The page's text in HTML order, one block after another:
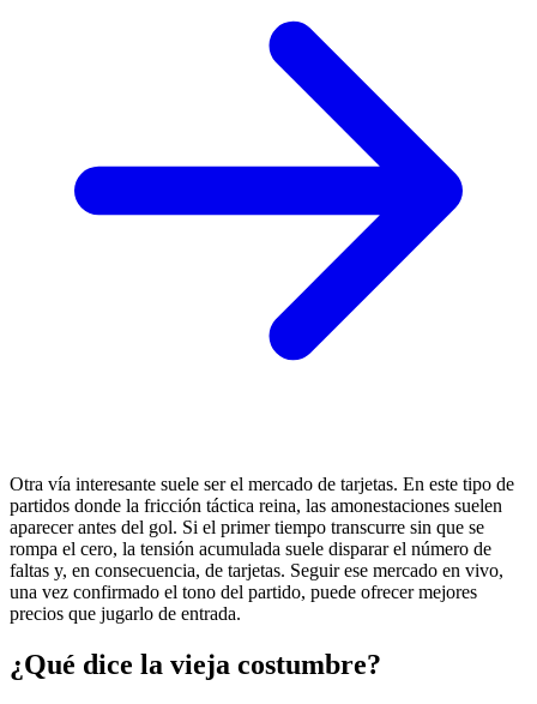
Otra vía interesante suele ser el mercado de tarjetas. En este tipo de
partidos donde la fricción táctica reina, las amonestaciones suelen
aparecer antes del gol. Si el primer tiempo transcurre sin que se
rompa el cero, la tensión acumulada suele disparar el número de
faltas y, en consecuencia, de tarjetas. Seguir ese mercado en vivo,
una vez confirmado el tono del partido, puede ofrecer mejores
precios que jugarlo de entrada.
¿Qué dice la vieja costumbre?